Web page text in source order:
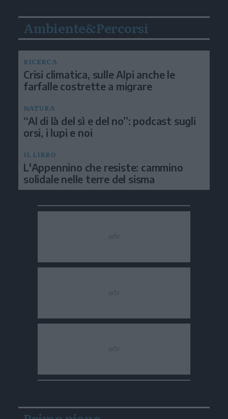
Ambiente&Percorsi
RICERCA
Crisi climatica, sulle Alpi anche le
farfalle costrette a migrare
NATURA
“Al di là del sì e del no”: podcast sugli
orsi, i lupi e noi
IL LIBRO
L'Appennino che resiste: cammino
solidale nelle terre del sisma